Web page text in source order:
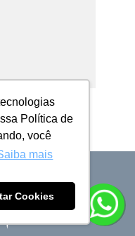
Política de
você
mais
Cookies